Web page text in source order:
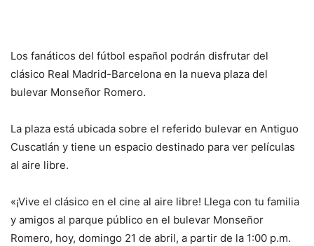
Los fanáticos del fútbol español podrán disfrutar del
clásico Real Madrid-Barcelona en la nueva plaza del
bulevar Monseñor Romero.
La plaza está ubicada sobre el referido bulevar en Antiguo
Cuscatlán y tiene un espacio destinado para ver películas
al aire libre.
«¡Vive el clásico en el cine al aire libre! Llega con tu familia
y amigos al parque público en el bulevar Monseñor
Romero, hoy, domingo 21 de abril, a partir de la 1:00 p.m.